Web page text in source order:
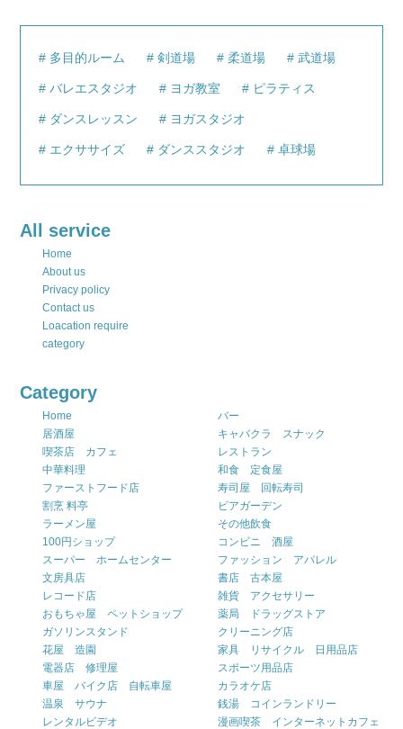
多目的ルーム 剣道場 柔道場 武道場
バレエスタジオ ヨガ教室 ピラティス
ダンスレッスン ヨガスタジオ
エクササイズ ダンススタジオ 卓球場
All service
Home
About us
Privacy policy
Contact us
Loacation require
category
Category
Home
バー
居酒屋
キャバクラ スナック
喫茶店 カフェ
レストラン
中華料理
和食 定食屋
ファーストフード店
寿司屋 回転寿司
割烹 料亭
ビアガーデン
ラーメン屋
その他飲食
100円ショップ
コンビニ 酒屋
スーパー ホームセンター
ファッション アパレル
文房具店
書店 古本屋
レコード店
雑貨 アクセサリー
おもちゃ屋 ペットショップ
薬局 ドラッグストア
ガソリンスタンド
クリーニング店
花屋 造園
家具 リサイクル 日用品店
電器店 修理屋
スポーツ用品店
車屋 バイク店 自転車屋
カラオケ店
温泉 サウナ
銭湯 コインランドリー
レンタルビデオ
漫画喫茶 インターネットカフェ